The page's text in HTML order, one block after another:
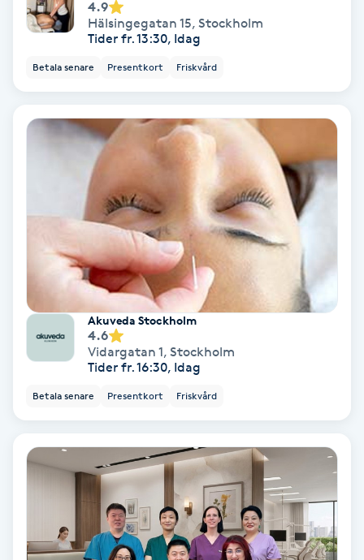
Fotmassage
Fotsvamp
Fransborttagning
Fransfärgning
Fransförlängning
Fransförlängning Megavolym
Fransrengöring
4.9
Hälsingegatan 15, Stockholm
Tider fr. 13:30, Idag
Betala senare Presentkort Friskvård
Akuveda Stockholm
4.6
Vidargatan 1, Stockholm
Tider fr. 16:30, Idag
Betala senare Presentkort Friskvård